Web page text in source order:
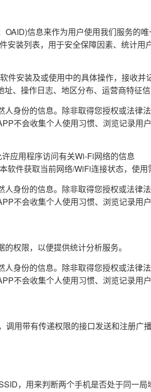
信息来作为用户使用我们服务的
安装列表，用于安全保障因素、统计用
件安装及或使用中的具体操作，接收并
、操作日志、地区分布、运营商特征
身份的信息。除非取得您授权或法律
不会收集个人使用习惯、浏览记录用
应用程序访问有关Wi-Fi网络的信息
软件获取当前网络/WiFi连接状态，使
身份的信息。除非取得您授权或法律
不会收集个人使用习惯、浏览记录用
权限，以便提供统计分析服务。
身份的信息。除非取得您授权或法律
不会收集个人使用习惯、浏览记录用
用带有传递权限的接口发送和注册广
，用来判断两个手机是否处于同一